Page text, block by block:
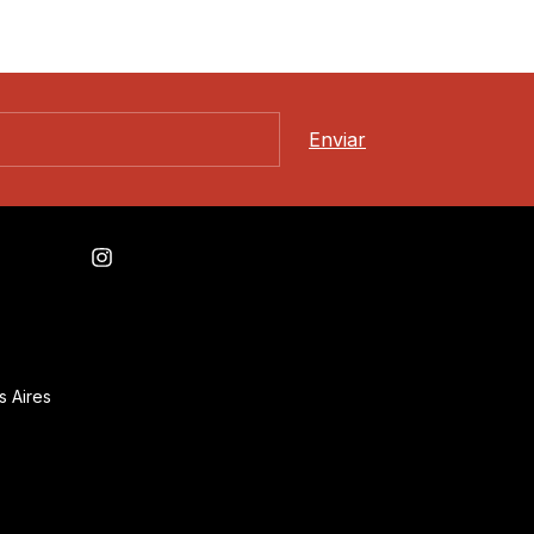
Aires